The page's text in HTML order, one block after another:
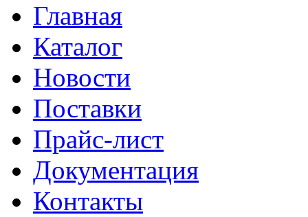
Главная
Каталог
Новости
Поставки
Прайс-лист
Документация
Контакты